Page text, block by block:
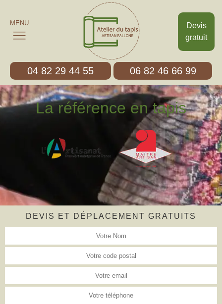
Devis
gratuit
MENU
04 82 29 44 55 06 82 46 66 99
La référence en tapis
DEVIS ET DÉPLACEMENT GRATUITS